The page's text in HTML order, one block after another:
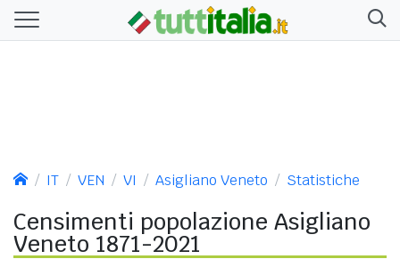
IT VEN VI Asigliano Veneto Statistiche
Censimenti popolazione Asigliano
Veneto 1871-2021